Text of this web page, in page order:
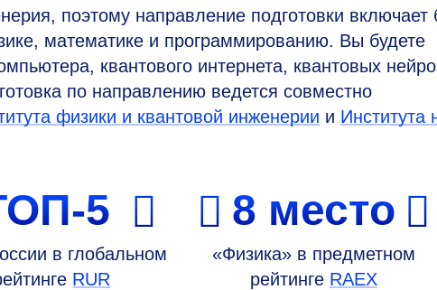
поэтому направление подготовки включает
математике и программированию. Вы будете
квантового интернета, квантовых
по направлению ведется совместно
физики и квантовой инженерии и Института
5
в глобальном
RUR
8 место
«Физика» в предметном
рейтинге RAEX